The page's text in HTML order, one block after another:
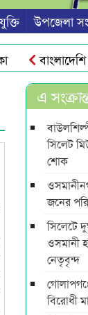
উপজেলা
বাংলাদেশি
১১ দলীয়
এ
সিলেট
শোক
জনের
সিলেটে
ওসমানী
নেতৃবৃন্দ
বিরোধী